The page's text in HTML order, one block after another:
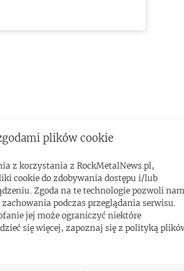
plików cookie
z korzystania z RockMetalNews.pl,
cookie do zdobywania dostępu i/lub
Zgoda na te technologie pozwoli nam
podczas przeglądania serwisu.
jej może ograniczyć niektóre
się więcej, zapoznaj się z polityką